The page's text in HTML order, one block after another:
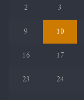
2
3
9
10
16
17
23
24